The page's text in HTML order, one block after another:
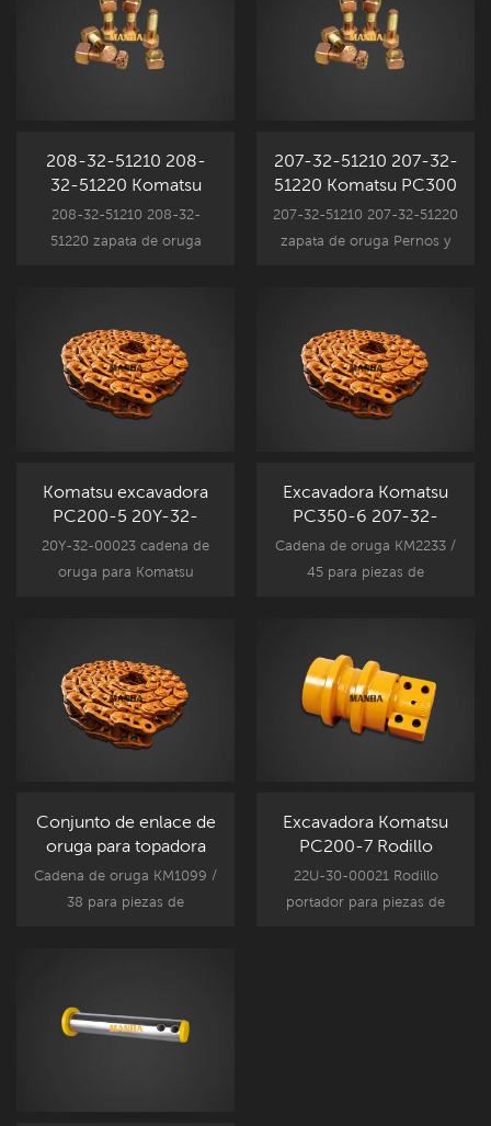
Pieza de repuesto
Reemplazo.
KOMATSU PC200-6 Pieza
de repuesto Reemplazo.
208-32-51210 208-
32-51220 Komatsu
PC400 zapata para
excavadora Pernos y
208-32-51210 208-32-
51220 zapata de oruga
excavadora, se adapta a la
excavadora P4300 modelo.
207-32-51210 207-32-
51220 Komatsu PC300
zapata para excavadora
Pernos y tuercas
207-32-51210 207-32-51220
zapata de oruga Pernos y
para excavadoras PC300
modelo.
Komatsu excavadora
PC200-5 20Y-32-
00023 enlace de pista
Ensamblaje KM2561 /
20Y-32-00023 cadena de
oruga para Komatsu
accesorios recambio.
Excavadora Komatsu
PC350-6 207-32-
00300 Conjunto de
enlace de pista
Cadena de oruga KM2233 /
45 para piezas de
pieza de repuesto del
mercado de accesorios.
Conjunto de enlace de
oruga para topadora
Komatsu D80F-18 -
KM1099 / 38
Cadena de oruga KM1099 /
38 para piezas de
pieza de repuesto D80.
Excavadora Komatsu
PC200-7 Rodillo
portador 22U-30-
22U-30-00021 Rodillo
portador para piezas de